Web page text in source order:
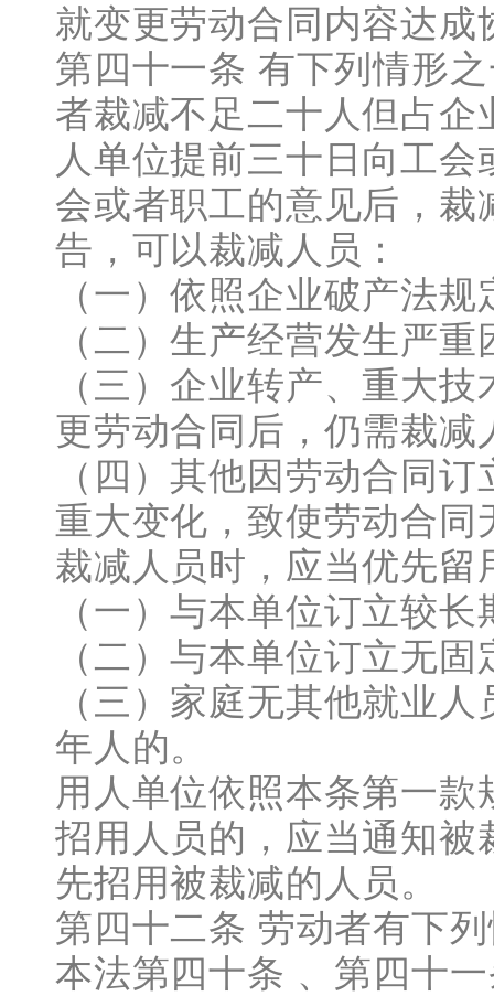
就变更劳动合同内容达成
第四十一条 有下列情形
者裁减不足二十人但占
人单位提前三十日向工
会或者职工的意见后，
告，可以裁减人员：
（一）依照企业破产法
（二）生产经营发生严重
（三）企业转产、重大
更劳动合同后，仍需裁减
（四）其他因劳动合同
重大变化，致使劳动合同
裁减人员时，应当优先留
（一）与本单位订立较
（二）与本单位订立无
（三）家庭无其他就业
年人的。
用人单位依照本条第一
招用人员的，应当通知
先招用被裁减的人员。
第四十二条 劳动者有下
本法第四十条 、第四十